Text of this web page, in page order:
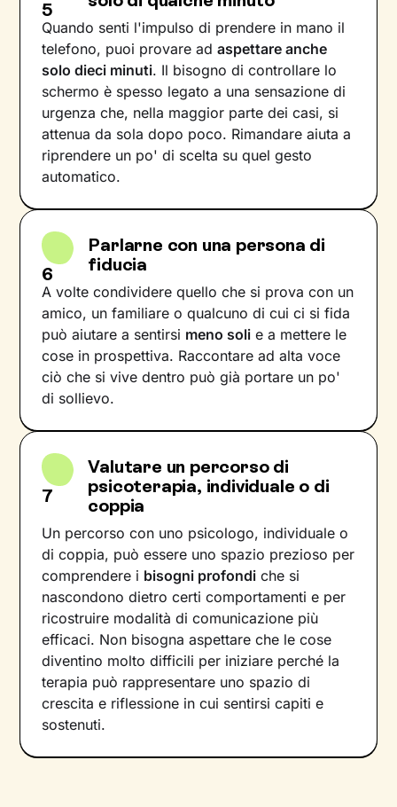
5
Quando senti l'impulso di prendere in mano il
telefono, puoi provare adaspettare anche
solo dieci minuti. Il bisogno di controllare lo
schermo è spesso legato a una sensazione di
urgenza che, nella maggior parte dei casi, si
attenua da sola dopo poco. Rimandare aiuta a
riprendere un po' di scelta su quel gesto
automatico.
6
Parlarne con una persona di
fiducia
A volte condividere quello che si prova con un
amico, un familiare o qualcuno di cui ci si fida
può aiutare a sentirsi meno soli e a mettere le
cose in prospettiva. Raccontare ad alta voce
ciò che si vive dentro può già portare un po'
di sollievo.
7
Valutare un percorso di
psicoterapia, individuale o di
coppia
Un percorso con uno psicologo, individuale o
di coppia, può essere uno spazio prezioso per
comprendere i bisogni profondi che si
nascondono dietro certi comportamenti e per
ricostruire modalità di comunicazione più
efficaci. Non bisogna aspettare che le cose
diventino molto difficili per iniziare perché la
terapia può rappresentare uno spazio di
crescita e riflessione in cui sentirsi capiti e
sostenuti.